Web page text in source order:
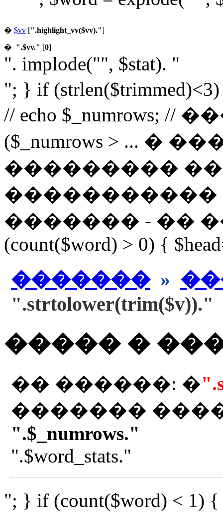
� $vv [".highlight_vv($vv)."]
� ".$vv." [0]
". implode("", $stat). "
"; } if
// echo
($_numrows > ...
���������
�����������
������� - ��
(count($word) > 0) {
������� »
".strtolower(trim($v))."
����� �
�� ������: �
�������
".$_numrows."
".$word_stats."
"; } if (count($word) < 1) {